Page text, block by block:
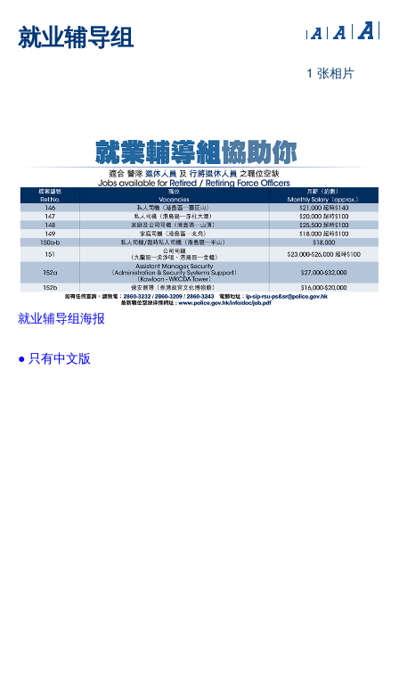
就业辅导组
1 张相片
就业辅导组海报
● 只有中文版